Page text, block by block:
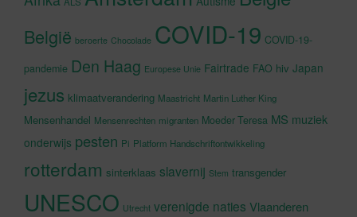
België beroerte Chocolade COVID-19 COVID-19-
pandemie Den Haag Europese Unie Fairtrade FAO hiv Japan
jezus klimaatverandering Maastricht Martin Luther King
Mensenhandel Mensenrechten migranten Moeder Teresa MS muziek
onderwijs pesten Pi Platform Handschriftontwikkeling
rotterdam sinterklaas slavernij Stem transgender
UNESCO Utrecht verenigde naties Vlaanderen